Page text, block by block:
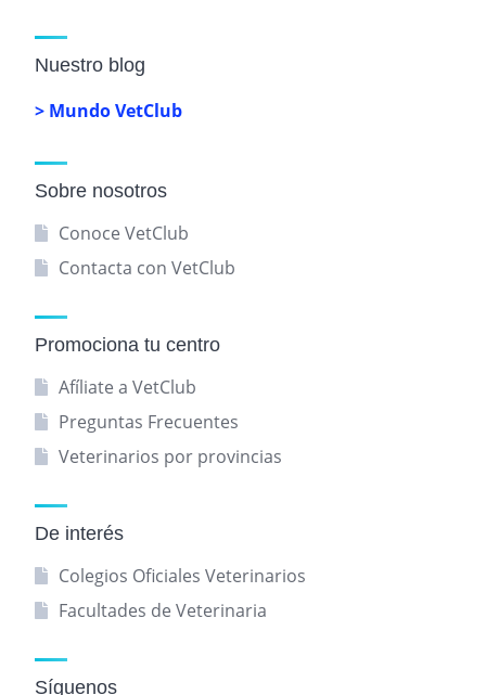
Nuestro blog
> Mundo VetClub
Sobre nosotros
Conoce VetClub
Contacta con VetClub
Promociona tu centro
Afíliate a VetClub
Preguntas Frecuentes
Veterinarios por provincias
De interés
Colegios Oficiales Veterinarios
Facultades de Veterinaria
Síguenos